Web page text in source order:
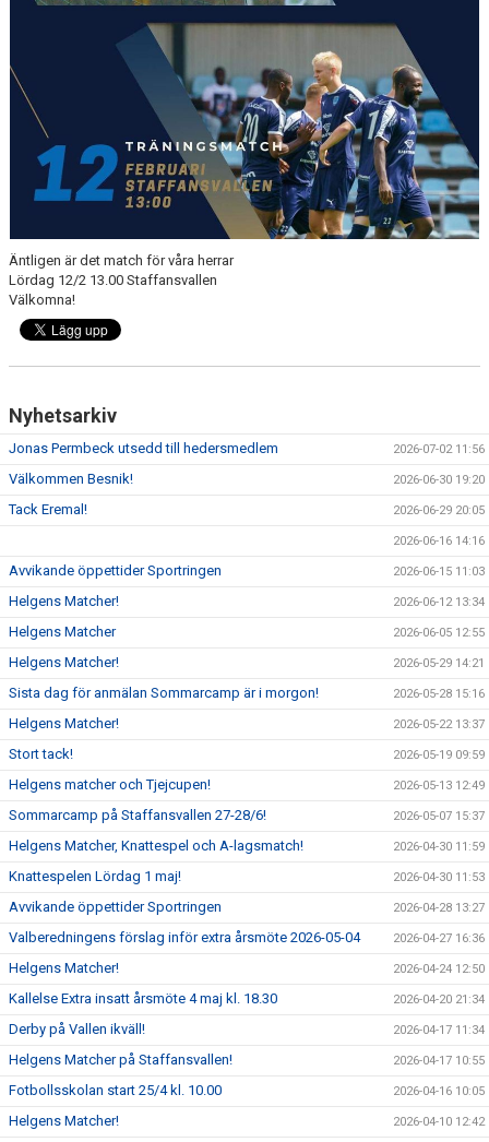
PARTNERS
OM SUFC
Äntligen är det match för våra herrar
Lördag 12/2 13.00 Staffansvallen
Välkomna!
Nyhetsarkiv
Jonas Permbeck utsedd till hedersmedlem 2026-07-02 11:56
Välkommen Besnik! 2026-06-30 19:20
Tack Eremal! 2026-06-29 20:05
2026-06-16 14:16
Avvikande öppettider Sportringen 2026-06-15 11:03
Helgens Matcher! 2026-06-12 13:34
Helgens Matcher 2026-06-05 12:55
Helgens Matcher! 2026-05-29 14:21
Sista dag för anmälan Sommarcamp är i morgon! 2026-05-28 15:16
Helgens Matcher! 2026-05-22 13:37
Stort tack! 2026-05-19 09:59
Helgens matcher och Tjejcupen! 2026-05-13 12:49
Sommarcamp på Staffansvallen 27-28/6! 2026-05-07 15:37
Helgens Matcher, Knattespel och A-lagsmatch! 2026-04-30 11:59
Knattespelen Lördag 1 maj! 2026-04-30 11:53
Avvikande öppettider Sportringen 2026-04-28 13:27
Valberedningens förslag inför extra årsmöte 2026-05-04 2026-04-27 16:36
Helgens Matcher! 2026-04-24 12:50
Kallelse Extra insatt årsmöte 4 maj kl. 18.30 2026-04-20 21:34
Derby på Vallen ikväll! 2026-04-17 11:34
Helgens Matcher på Staffansvallen! 2026-04-17 10:55
Fotbollsskolan start 25/4 kl. 10.00 2026-04-16 10:05
Helgens Matcher! 2026-04-10 12:42